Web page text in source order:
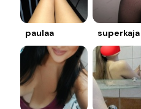
paulaa superkaja